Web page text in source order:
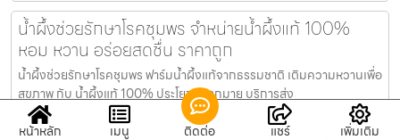
น้ำผึ้งช่วยรักษาโรคชุมพร จำหน่ายน้ำผึ้งแท้ 100%
หอม หวาน อร่อยสดชื่น ราคาถูก
น้ำผึ้งช่วยรักษาโรคชุมพร ฟาร์มน้ำผึ้งแท้จากธรรมชาติ เติมความหวานเพื่อ
สุขภาพ กับ น้ำผึ้งแท้ 100% ประโยชน์มากมาย บริการส่ง
หน้าหลัก เมนู ติดต่อ แชร์ เพิ่มเติม